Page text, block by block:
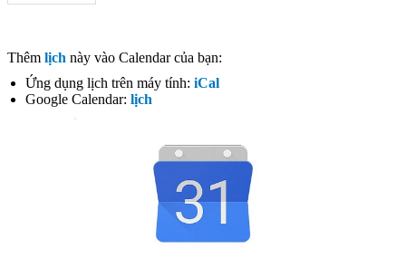
Thêm lịch này vào Calendar của bạn:
Ứng dụng lịch trên máy tính: iCal
Google Calendar: lịch